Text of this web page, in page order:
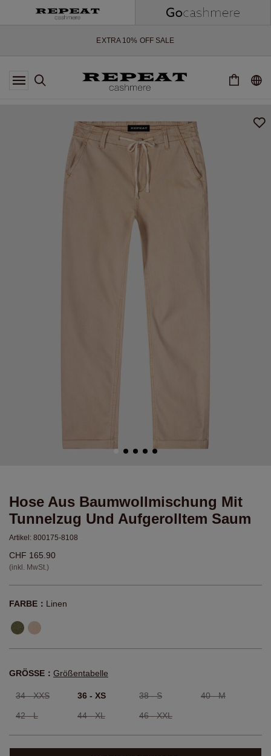
WEICHE NEUE STYLES & FRISCHE FARBEN FÜR DIE KOMMENDE
*AUSNAHMEN SIND MÖGLICH
SAISON
EXTRA 10% OFF SALE
Hose Aus Baumwollmischung Mit
Tunnelzug Und Aufgerolltem Saum
Artikel: 800175-8108
CHF 165.90
(inkl. MwSt.)
FARBE： Linen
GRÖSSE： Größentabelle
34 - XXS 36 - XS 38 - S 40 - M
42 - L 44 - XL 46 - XXL